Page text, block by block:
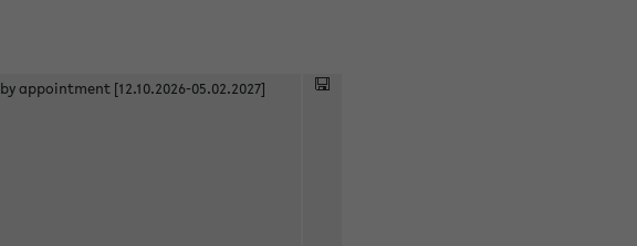
by appointment [12.10.2026-05.02.2027]